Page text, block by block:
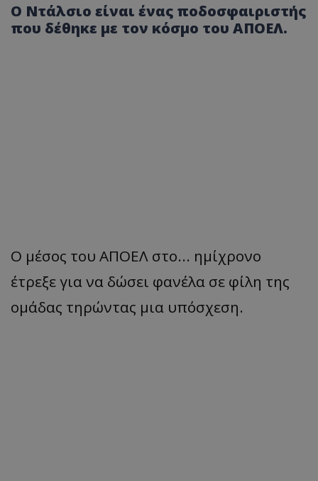
Ο Ντάλσιο είναι ένας ποδοσφαιριστής
που δέθηκε με τον κόσμο του ΑΠΟΕΛ.
Ο μέσος του ΑΠΟΕΛ στο... ημίχρονο
έτρεξε για να δώσει φανέλα σε φίλη της
ομάδας τηρώντας μια υπόσχεση.